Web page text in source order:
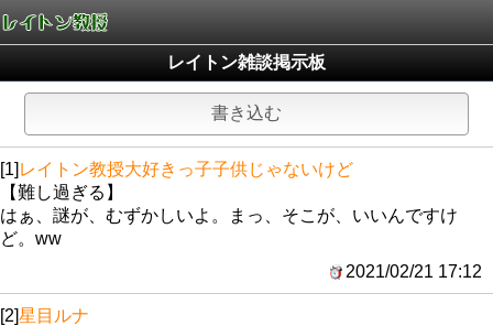
レイトン雑談掲示板
書き込む
[1] レイトン教授大好きっ子子供じゃないけど
【難し過ぎる】
はぁ、謎が、むずかしいよ。まっ、そこが、いいんですけ
ど。ww
2021/02/21 17:12
[2]星目ルナ